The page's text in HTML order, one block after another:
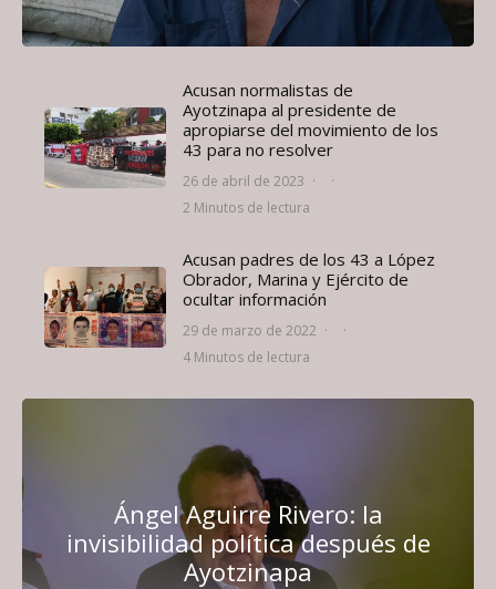
Acusan normalistas de
Ayotzinapa al presidente de
apropiarse del movimiento de los
43 para no resolver
26 de abril de 2023 ·
·
2 Minutos de lectura
Acusan padres de los 43 a López
Obrador, Marina y Ejército de
ocultar información
29 de marzo de 2022 ·
·
4 Minutos de lectura
Ángel Aguirre Rivero: la
invisibilidad política después de
Ayotzinapa